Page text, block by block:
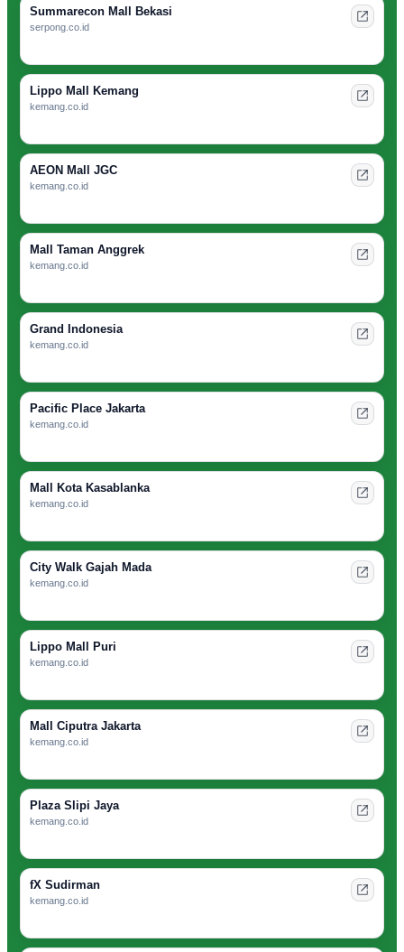
Summarecon Mall Bekasi
serpong.co.id
Lippo Mall Kemang
kemang.co.id
AEON Mall JGC
kemang.co.id
Mall Taman Anggrek
kemang.co.id
Grand Indonesia
kemang.co.id
Pacific Place Jakarta
kemang.co.id
Mall Kota Kasablanka
kemang.co.id
City Walk Gajah Mada
kemang.co.id
Lippo Mall Puri
kemang.co.id
Mall Ciputra Jakarta
kemang.co.id
Plaza Slipi Jaya
kemang.co.id
fX Sudirman
kemang.co.id